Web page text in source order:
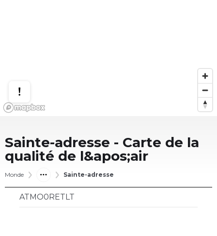
Sainte-adresse - Carte de la
qualité de l&apos;air
Monde Sainte-adresse
ATMO0RETLT